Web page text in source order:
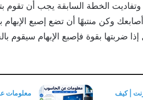
وتفاديت الخطة السابقة يجب أن
وكن منتبهًا أن تضع إصبع
ضربتها بقوة فإصبع الإبهام سيقوم
| كيف
معلومات